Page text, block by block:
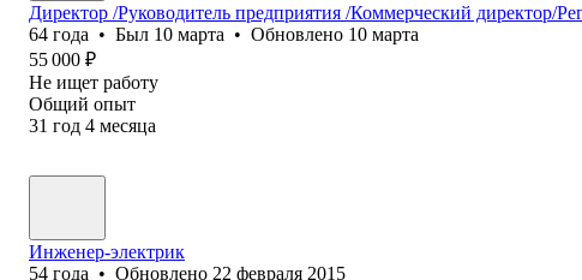
Директор /Руководитель предприятия /Коммерческий
64 года • Был 10 марта • Обновлено 10 марта
55 000 ₽
Не ищет работу
Общий опыт
31 год 4 месяца
Инженер-электрик
54 года • Обновлено 22 февраля 2015